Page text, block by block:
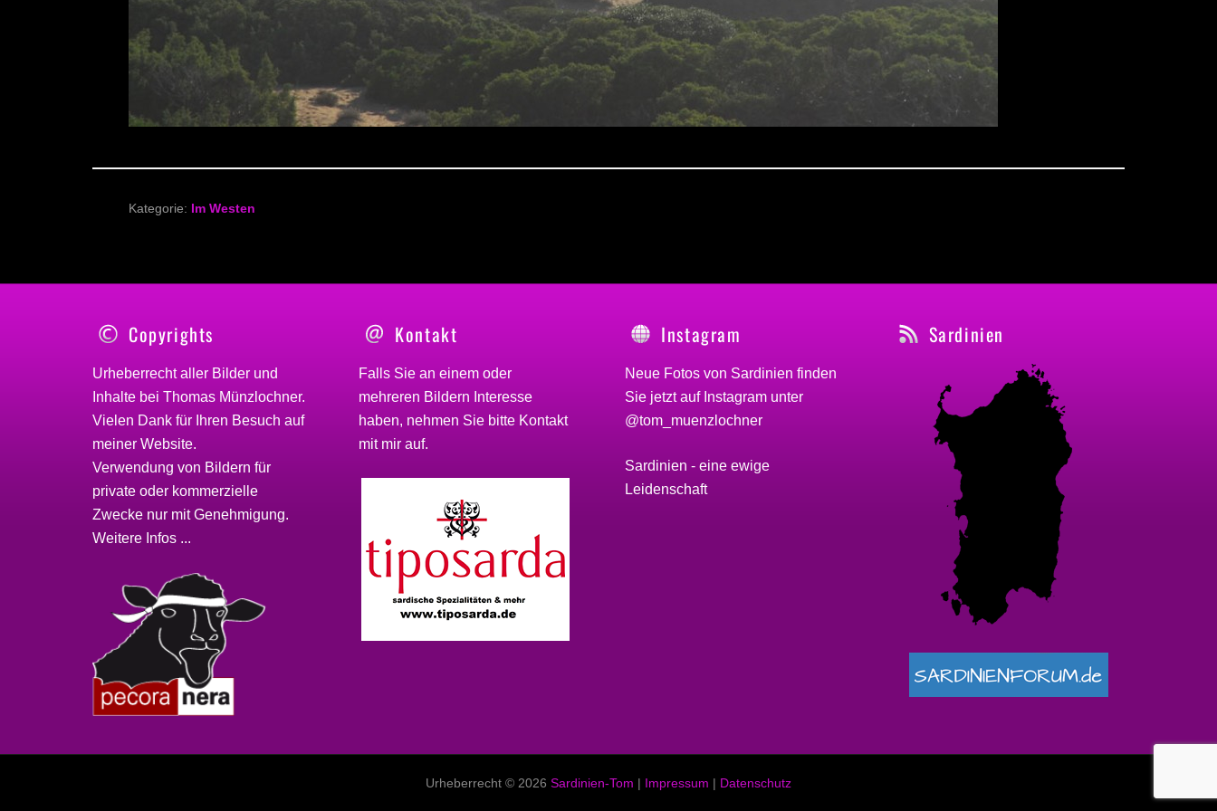
Kategorie: Im Westen
Copyrights
Urheberrecht aller Bilder und
Inhalte bei Thomas Münzlochner.
Vielen Dank für Ihren Besuch auf
meiner Website.
Verwendung von Bildern für
private oder kommerzielle
Zwecke nur mit Genehmigung.
Weitere Infos ...
Kontakt
Falls Sie an einem oder
mehreren Bildern Interesse
haben, nehmen Sie bitte Kontakt
mit mir auf.
Instagram
Neue Fotos von Sardinien finden
Sie jetzt auf Instagram unter
@tom_muenzlochner
Sardinien - eine ewige
Leidenschaft
Sardinien
Urheberrecht © 2026 Sardinien-Tom | Impressum | Datenschutz